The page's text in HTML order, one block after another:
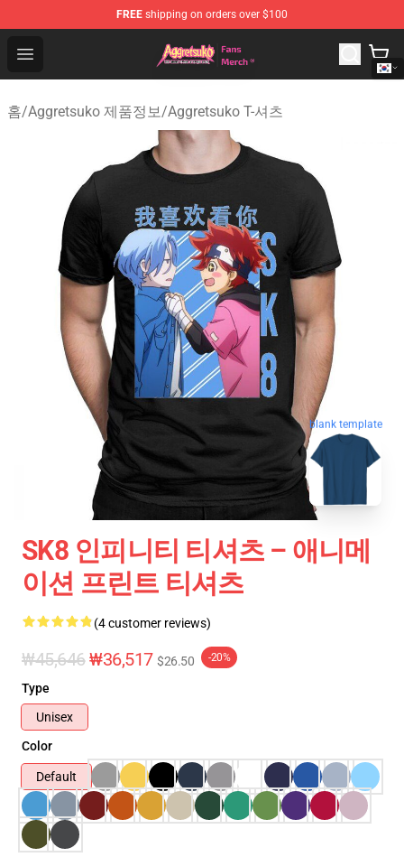
FREE shipping on orders over $100
Open menu
Aggretsuko Store - Official Aggretsuko Merchandise
홈/Aggretsuko 제품정보/Aggretsuko T-셔츠
blank template
SK8 인피니티 티셔츠 – 애니메
이션 프린트 티셔츠
(4 customer reviews)
₩45,646₩36,517 $26.50 -20%
Type
Unisex
Color
Default